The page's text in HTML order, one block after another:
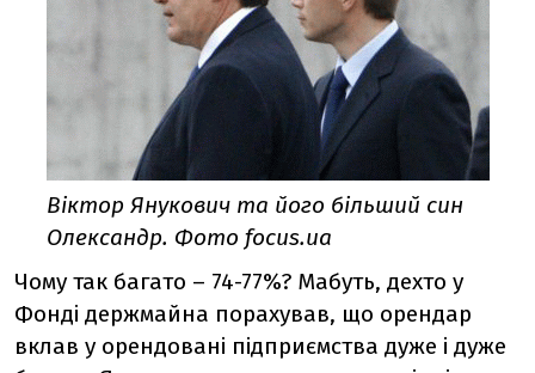
Віктор Янукович та його більший син
Олександр. Фото focus.ua
Чому так багато – 74-77%? Мабуть, дехто у
Фонді держмайна порахував, що орендар
вклав у орендовані підприємства дуже і дуже